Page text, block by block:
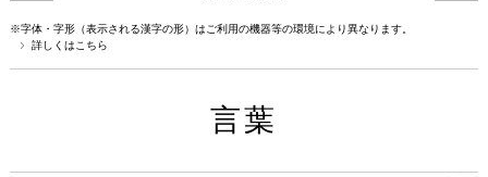
※字体・字形（表示される漢字の形）はご利用の機器等の環境により異なります。
詳しくはこちら
言葉